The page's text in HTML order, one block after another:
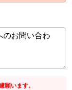
願います。